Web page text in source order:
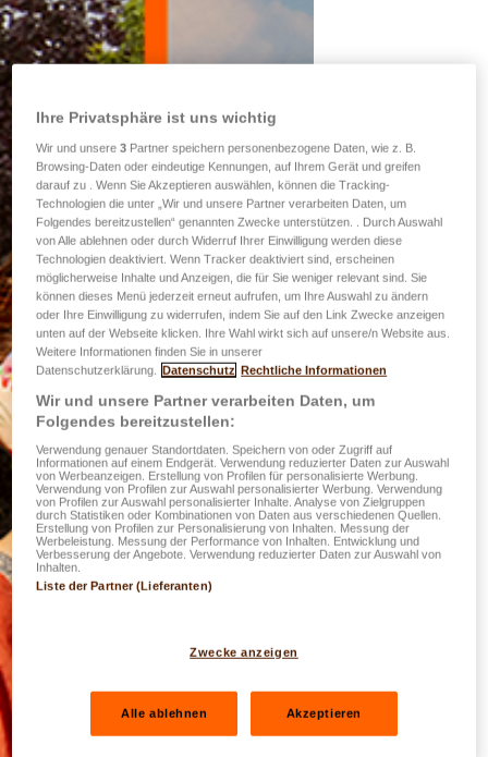
Ihre Privatsphäre ist uns wichtig
Wir und unsere3 Partner speichern personenbezogene Daten, wie z. B.
Browsing-Daten oder eindeutige Kennungen, auf Ihrem Gerät und greifen
darauf zu . Wenn Sie Akzeptieren auswählen, können die Tracking-
Technologien die unter „Wir und unsere Partner verarbeiten Daten, um
Folgendes bereitzustellen“ genannten Zwecke unterstützen. . Durch Auswahl
von Alle ablehnen oder durch Widerruf Ihrer Einwilligung werden diese
Technologien deaktiviert. Wenn Tracker deaktiviert sind, erscheinen
möglicherweise Inhalte und Anzeigen, die für Sie weniger relevant sind. Sie
können dieses Menü jederzeit erneut aufrufen, um Ihre Auswahl zu ändern
oder Ihre Einwilligung zu widerrufen, indem Sie auf den Link Zwecke anzeigen
unten auf der Webseite klicken. Ihre Wahl wirkt sich auf unsere/n Website aus.
Weitere Informationen finden Sie in unserer
Datenschutzerklärung. Datenschutz Rechtliche Informationen
Wir und unsere Partner verarbeiten Daten, um
Folgendes bereitzustellen:
Verwendung genauer Standortdaten. Speichern von oder Zugriff auf
Informationen auf einem Endgerät. Verwendung reduzierter Daten zur Auswahl
von Werbeanzeigen. Erstellung von Profilen für personalisierte Werbung.
Verwendung von Profilen zur Auswahl personalisierter Werbung. Verwendung
von Profilen zur Auswahl personalisierter Inhalte. Analyse von Zielgruppen
durch Statistiken oder Kombinationen von Daten aus verschiedenen Quellen.
Erstellung von Profilen zur Personalisierung von Inhalten. Messung der
Werbeleistung. Messung der Performance von Inhalten. Entwicklung und
Verbesserung der Angebote. Verwendung reduzierter Daten zur Auswahl von
Inhalten.
Liste der Partner (Lieferanten)
Zwecke anzeigen
Alle ablehnen Akzeptieren